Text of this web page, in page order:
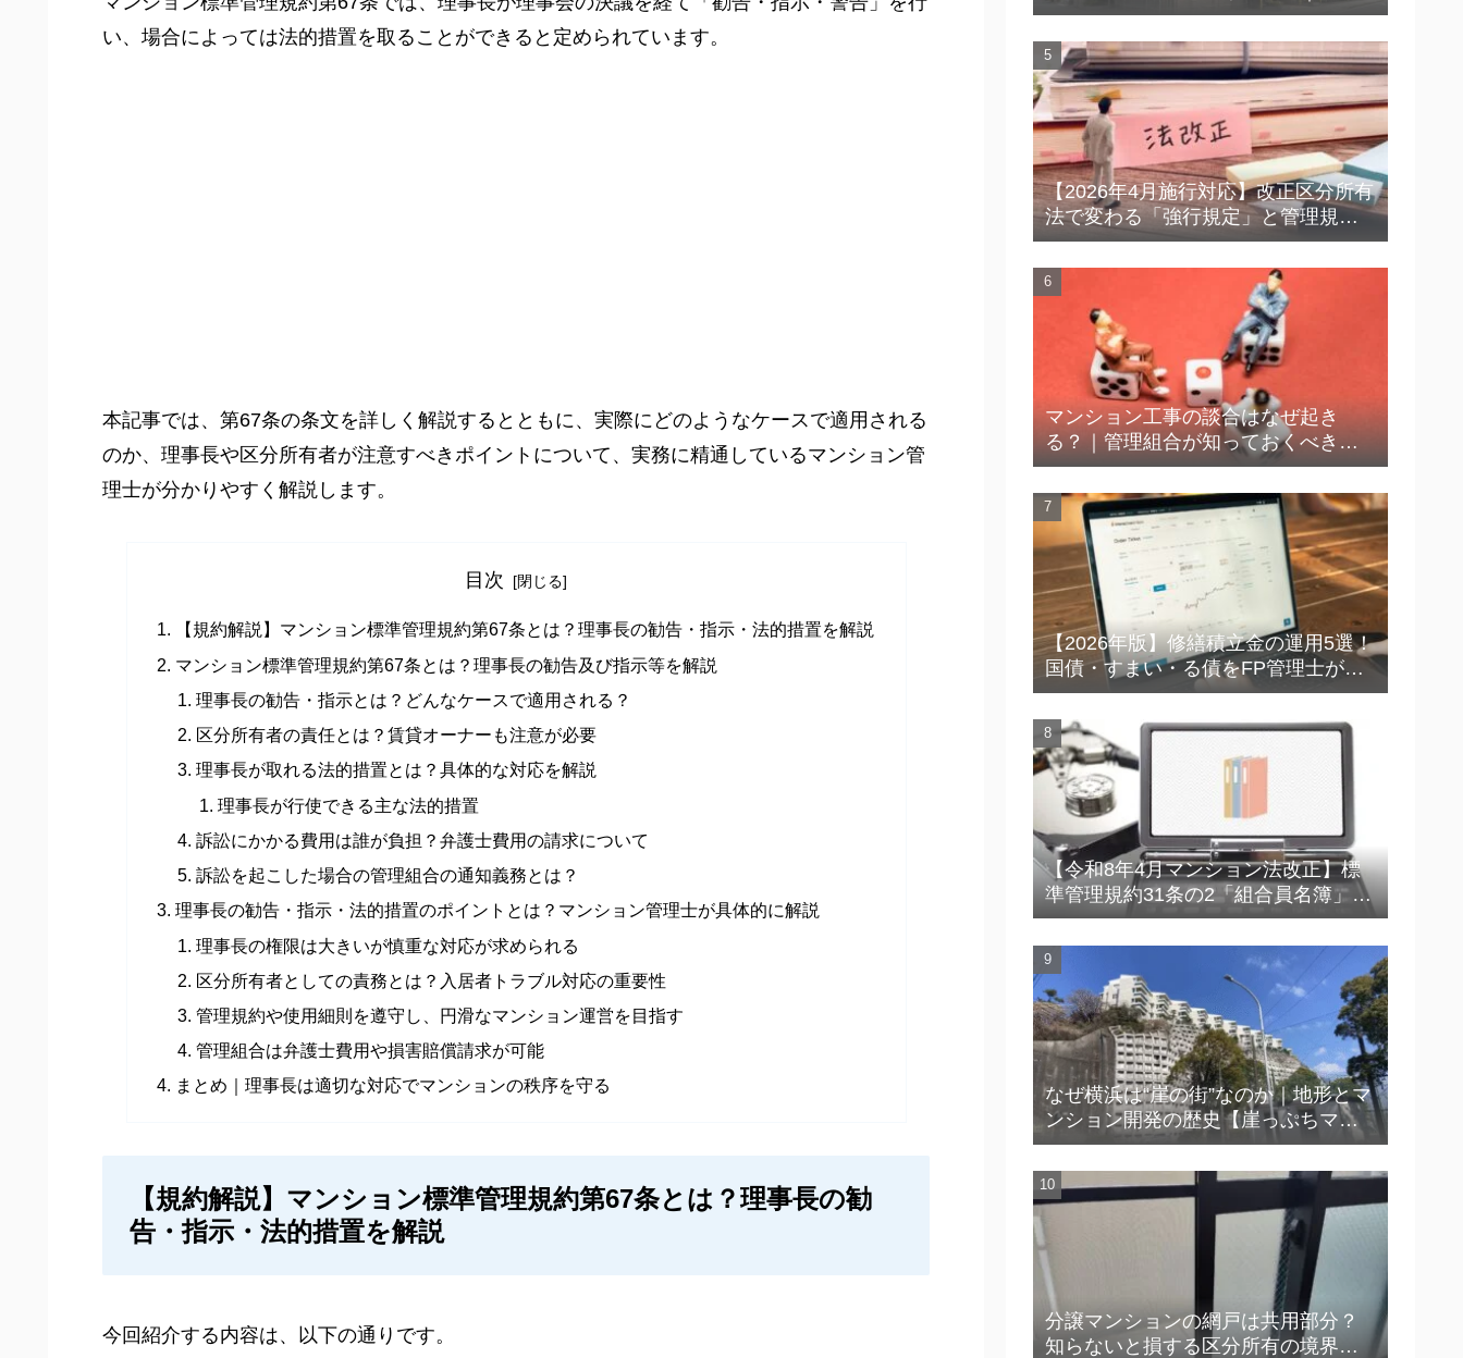
い、場合によっては法的措置を取ることができると定められています。
本記事では、第67条の条文を詳しく解説するとともに、実際にどのようなケースで適用される
のか、理事長や区分所有者が注意すべきポイントについて、実務に精通しているマンション管
理士が分かりやすく解説します。
目次
【規約解説】マンション標準管理規約第67条とは？理事長の勧告・指示・法的措置を解説
マンション標準管理規約第67条とは？理事長の勧告及び指示等を解説
理事長の勧告・指示とは？どんなケースで適用される？
区分所有者の責任とは？賃貸オーナーも注意が必要
理事長が取れる法的措置とは？具体的な対応を解説
理事長が行使できる主な法的措置
訴訟にかかる費用は誰が負担？弁護士費用の請求について
訴訟を起こした場合の管理組合の通知義務とは？
理事長の勧告・指示・法的措置のポイントとは？マンション管理士が具体的に解説
理事長の権限は大きいが慎重な対応が求められる
区分所有者としての責務とは？入居者トラブル対応の重要性
管理規約や使用細則を遵守し、円滑なマンション運営を目指す
管理組合は弁護士費用や損害賠償請求が可能
まとめ｜理事長は適切な対応でマンションの秩序を守る
【規約解説】マンション標準管理規約第67条とは？理事長の勧
告・指示・法的措置を解説
今回紹介する内容は、以下の通りです。
位＝安心」ではない時代の見極め方
【2026年4月施行対応】改正区分所有
法で変わる「強行規定」と管理規約
｜総会・規約改定で今すぐ確認した
いポイント
マンション工事の談合はなぜ起き
る？｜管理組合が知っておくべき実
態と防止策
【2026年版】修繕積立金の運用5選！
国債・すまい・る債をFP管理士が徹
底比較
【令和8年4月マンション法改正】標
準管理規約31条の2「組合員名簿」の
実務ポイント【連絡不能・災害対応
で困らないために】
なぜ横浜は“崖の街”なのか｜地形とマ
ンション開発の歴史【崖っぷちマン
ション™】
分譲マンションの網戸は共用部分？
知らないと損する区分所有の境界線